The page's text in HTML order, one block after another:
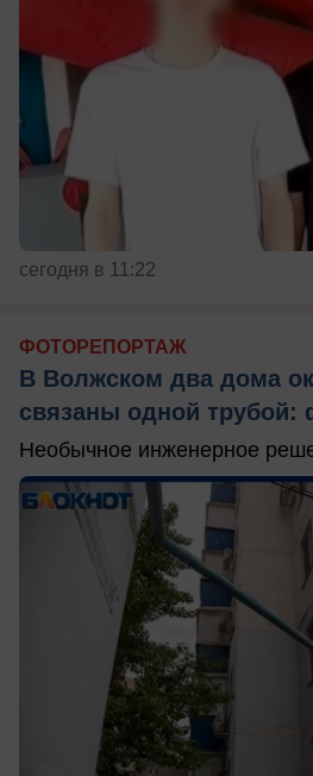
сегодня в 11:22
ФОТОРЕПОРТАЖ
В Волжском два дома
связаны одной трубой:
Необычное инженерное